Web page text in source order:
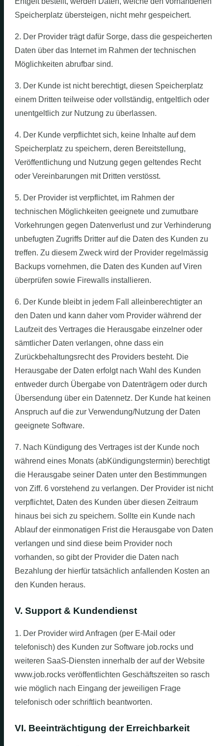
Speicherplatz übersteigen, nicht mehr gespeichert.
2. Der Provider trägt dafür Sorge, dass die gespeicherten
Daten über das Internet im Rahmen der technischen
Möglichkeiten abrufbar sind.
3. Der Kunde ist nicht berechtigt, diesen Speicherplatz
einem Dritten teilweise oder vollständig, entgeltlich oder
unentgeltlich zur Nutzung zu überlassen.
4. Der Kunde verpflichtet sich, keine Inhalte auf dem
Speicherplatz zu speichern, deren Bereitstellung,
Veröffentlichung und Nutzung gegen geltendes Recht
oder Vereinbarungen mit Dritten verstösst.
5. Der Provider ist verpflichtet, im Rahmen der
technischen Möglichkeiten geeignete und zumutbare
Vorkehrungen gegen Datenverlust und zur Verhinderung
unbefugten Zugriffs Dritter auf die Daten des Kunden zu
treffen. Zu diesem Zweck wird der Provider regelmässig
Backups vornehmen, die Daten des Kunden auf Viren
überprüfen sowie Firewalls installieren.
6. Der Kunde bleibt in jedem Fall alleinberechtigter an
den Daten und kann daher vom Provider während der
Laufzeit des Vertrages die Herausgabe einzelner oder
sämtlicher Daten verlangen, ohne dass ein
Zurückbehaltungsrecht des Providers besteht. Die
Herausgabe der Daten erfolgt nach Wahl des Kunden
entweder durch Übergabe von Datenträgern oder durch
Übersendung über ein Datennetz. Der Kunde hat keinen
Anspruch auf die zur Verwendung/Nutzung der Daten
geeignete Software.
7. Nach Kündigung des Vertrages ist der Kunde noch
während eines Monats (abKündigungstermin) berechtigt
die Herausgabe seiner Daten unter den Bestimmungen
von Ziff. 6 vorstehend zu verlangen. Der Provider ist nicht
verpflichtet, Daten des Kunden über diesen Zeitraum
hinaus bei sich zu speichern. Sollte ein Kunde nach
Ablauf der einmonatigen Frist die Herausgabe von Daten
verlangen und sind diese beim Provider noch
vorhanden, so gibt der Provider die Daten nach
Bezahlung der hierfür tatsächlich anfallenden Kosten an
den Kunden heraus.
V. Support & Kundendienst
1. Der Provider wird Anfragen (per E-Mail oder
telefonisch) des Kunden zur Software job.rocks und
weiteren SaaS-Diensten innerhalb der auf der Website
www.job.rocks veröffentlichten Geschäftszeiten so rasch
wie möglich nach Eingang der jeweiligen Frage
telefonisch oder schriftlich beantworten.
VI. Beeinträchtigung der Erreichbarkeit